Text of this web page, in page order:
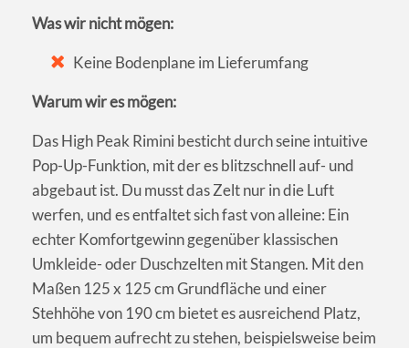
Was wir nicht mögen:
Keine Bodenplane im Lieferumfang
Warum wir es mögen:
Das High Peak Rimini besticht durch seine intuitive
Pop-Up-Funktion, mit der es blitzschnell auf- und
abgebaut ist. Du musst das Zelt nur in die Luft
werfen, und es entfaltet sich fast von alleine: Ein
echter Komfortgewinn gegenüber klassischen
Umkleide- oder Duschzelten mit Stangen. Mit den
Maßen 125 x 125 cm Grundfläche und einer
Stehhöhe von 190 cm bietet es ausreichend Platz,
um bequem aufrecht zu stehen, beispielsweise beim